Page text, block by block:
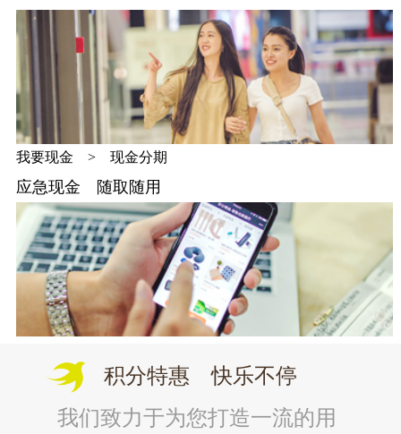
我要现金 > 现金分期
应急现金 随取随用
积分特惠 快乐不停
我们致力于为您打造一流的用